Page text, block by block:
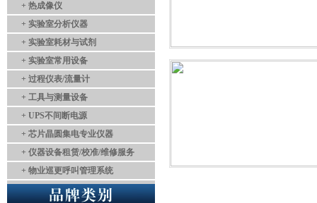
+ 热成像仪
+ 实验室分析仪器
+ 实验室耗材与试剂
+ 实验室常用设备
+ 过程仪表/流量计
+ 工具与测量设备
+ UPS不间断电源
+ 芯片晶圆集电专业仪器
+ 仪器设备租赁/校准/维修服务
+ 物业巡更呼叫管理系统